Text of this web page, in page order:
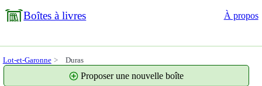
Boîtes à livres À propos
Lot-et-Garonne Duras
Proposer une nouvelle boîte